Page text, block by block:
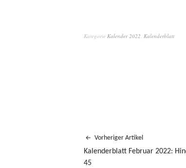
Kategorie Kalender 2022, Kalenderblatt
Vorheriger Artikel
Kalenderblatt Februar 2022:
45